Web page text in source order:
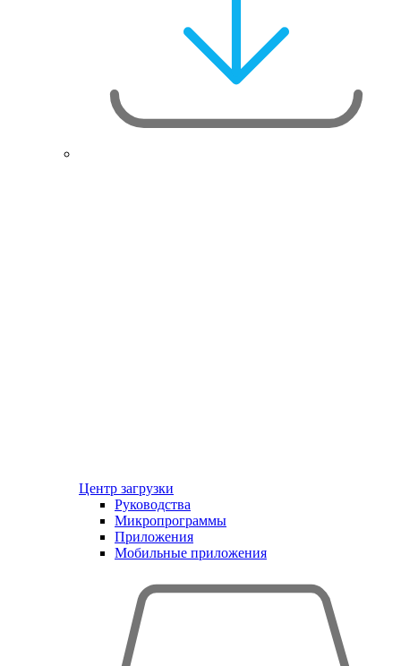
Центр загрузки
Руководства
Микропрограммы
Приложения
Мобильные приложения